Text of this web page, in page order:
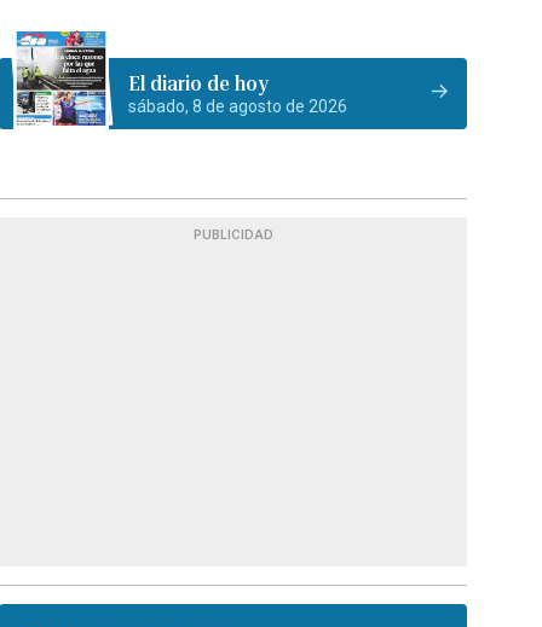
El diario de hoy
sábado, 8 de agosto de 2026
PUBLICIDAD